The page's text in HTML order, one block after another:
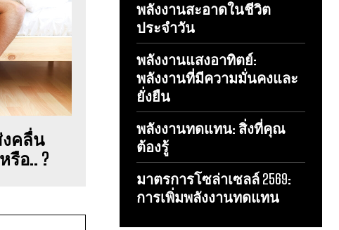
งคลื่น
อ.. ?
พลังงานสะอาดในชีวิต
ประจำวัน
พลังงานแสงอาทิตย์:
พลังงานที่มีความมั่นคงและ
ยั่งยืน
พลังงานทดแทน: สิ่งที่คุณ
ต้องรู้
มาตรการโซล่าเซลล์ 2569:
การเพิ่มพลังงานทดแทน